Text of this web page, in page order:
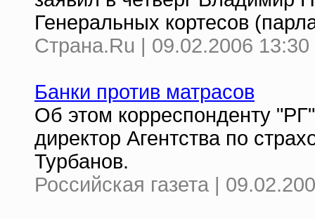
Генеральных кортесов
Страна.Ru | 09.02.2006 13:30
Банки против матрасов
Об этом корреспонденту
директор Агентства по
Турбанов.
Российская газета |